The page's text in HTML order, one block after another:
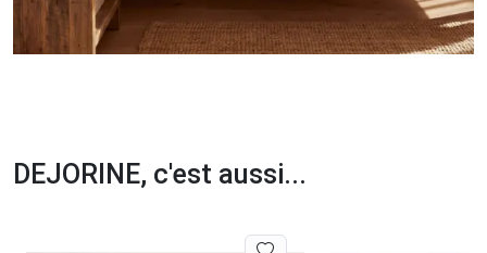
DEJORINE, c'est aussi...